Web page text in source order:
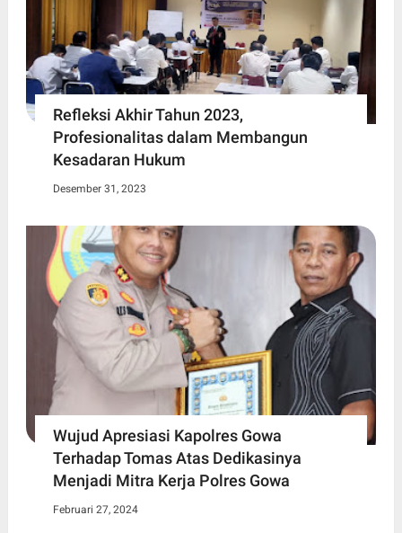
Refleksi Akhir Tahun 2023,
Profesionalitas dalam Membangun
Kesadaran Hukum
Desember 31, 2023
Wujud Apresiasi Kapolres Gowa
Terhadap Tomas Atas Dedikasinya
Menjadi Mitra Kerja Polres Gowa
Februari 27, 2024